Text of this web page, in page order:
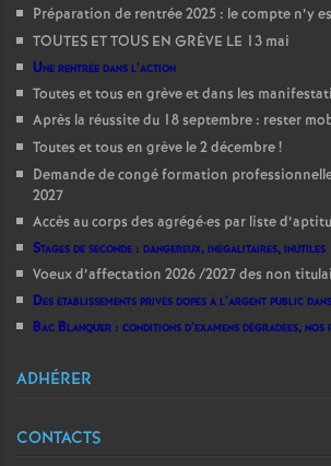
Préparation de rentrée 2025 : le compte n’y
TOUTES ET TOUS EN GRÈVE LE 13 mai
Une rentrée dans l’action
Toutes et tous en grève et dans les
Après la réussite du 18 septembre : rester
Toutes et tous en grève le 2 décembre!
Demande de congé formation
2027
Accès au corps des agrégé·es par liste
Stages de seconde : dangereux, inégalitaires, inutiles
Voeux d’affectation 2026 /2027 des non
Des établissements privés dopés à l’argent public
Bac Blanquer : conditions d’examens dégradées,
ADHÉRER
CONTACTS